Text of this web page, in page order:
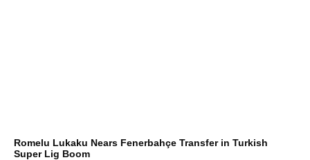
Romelu Lukaku Nears Fenerbahçe Transfer in Turkish
Super Lig Boom